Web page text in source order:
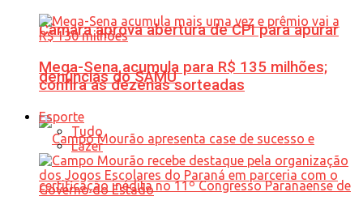
Câmara aprova abertura de CPI para apurar
denúncias do SAMU
Mega-Sena acumula para R$ 135 milhões;
confira as dezenas sorteadas
Esporte
Tudo
Lazer